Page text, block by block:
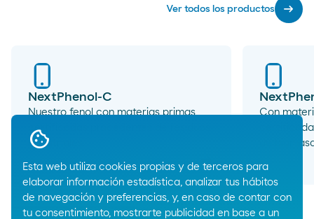
Esta web utiliza cookies propias y de terceros para
elaborar información estadística, analizar tus hábitos
de navegación y preferencias, y, en caso de contar con
tu consentimiento, mostrarte publicidad en base a un
Ver todos los productos arrow_right_alt
NextPhenol-C
Nuestro fenol con materias primas
certificadas procedentes de residuos
industriales.
arrow_right_alt
Con
de